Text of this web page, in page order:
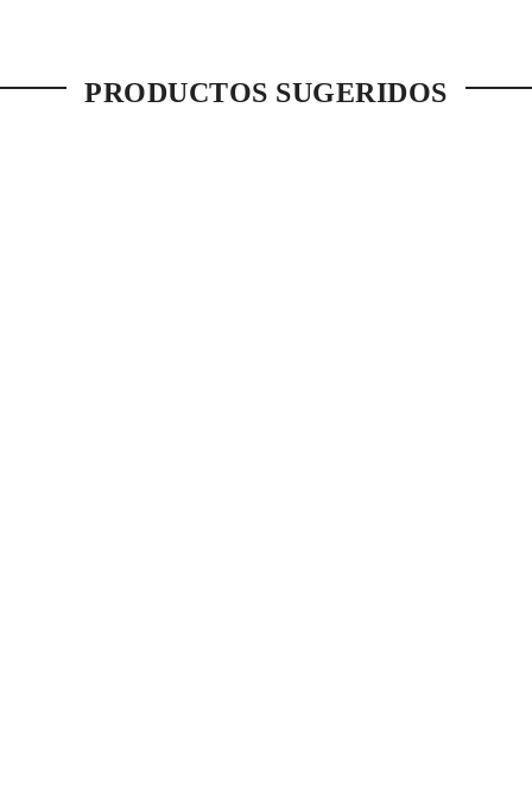
PRODUCTOS SUGERIDOS